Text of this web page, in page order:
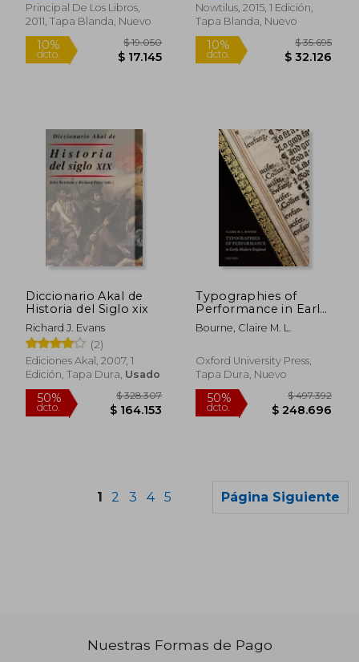
10% $ 51.250 50%
Principal De Los Libros,
2011, Tapa Blanda, Nuevo
Nowtilus, 2015, 1 Edición,
Tapa Blanda, Nuevo
Diccionario Akal de
Historia del Siglo xix
Richard J. Evans
(2)
Ediciones Akal, 2007, 1
Edición, Tapa Dura, Usado
Typographies of
Performance in Early
Modern England (en
Inglés)
Bourne, Claire M. L.
Oxford University Press,
Tapa Dura, Nuevo
1 2 3 4 5 Página Siguiente
Nuestras Formas de Pago